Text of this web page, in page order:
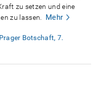
zu setzen und eine
zu lassen.
Mehr
Botschaft, 7.